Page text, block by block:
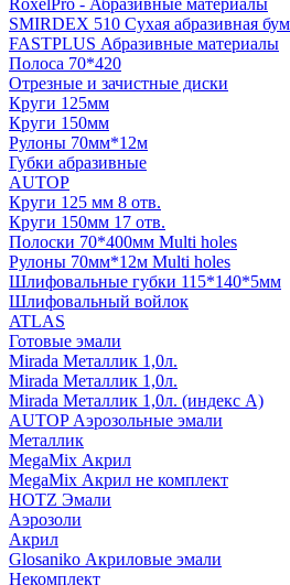
RoxelPro - Абразивные материалы
SMIRDEX 510 Сухая абразивная
FASTPLUS Абразивные материалы
Полоса 70*420
Отрезные и зачистные диски
Круги 125мм
Круги 150мм
Рулоны 70мм*12м
Губки абразивные
AUTOP
Круги 125 мм 8 отв.
Круги 150мм 17 отв.
Полоски 70*400мм Multi holes
Рулоны 70мм*12м Multi holes
Шлифовальные губки 115*140*5мм
Шлифовальный войлок
ATLAS
Готовые эмали
Mirada Металлик 1,0л.
Mirada Металлик 1,0л.
Mirada Металлик 1,0л. (индекс А)
AUTOP Аэрозольные эмали
Металлик
MegaMix Акрил
MegaMix Акрил не комплект
HOTZ Эмали
Аэрозоли
Акрил
Glosaniko Акриловые эмали
Некомплект